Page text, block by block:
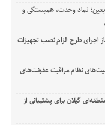
نماد وحدت، همبستگی و
اجرای طرح الزام نصب تجهیزات
نظام مراقبت عفونت‌های
گیلان برای پشتیبانی از